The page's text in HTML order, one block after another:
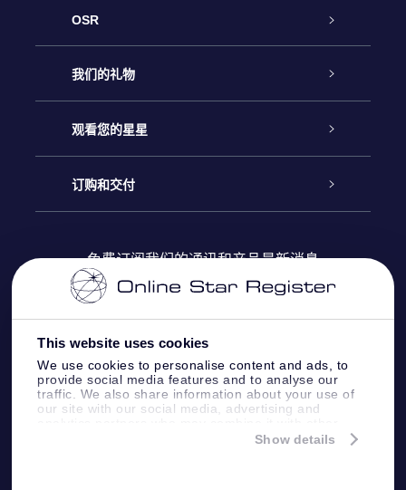
This website uses cookies
We use cookies to personalise content and ads, to
provide social media features and to analyse our
traffic. We also share information about your use of
our site with our social media, advertising and
information that you’ve provided to them or that
Show details
OSR
客户服务
联系我们
博客
评论
我们的礼物
Online Star礼物
OSR 礼物包
OSR 礼物卡
公司礼品
观看您的星星
Online Star Register
个性化的Star Page
One Million Stars
OSR Starsaver
订购和交付
付款信息
配送信息
退货政策&撤销权
免费订阅我们的通讯和产品最新消息